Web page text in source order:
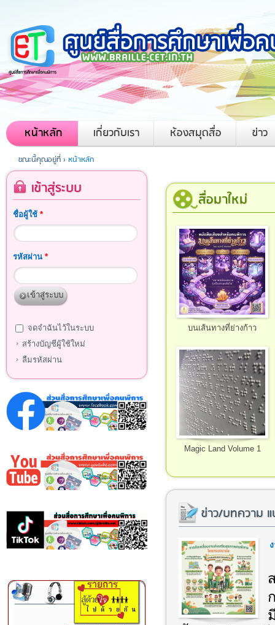
หน้าหลัก เกี่ยวกับเรา ห้องสมุดสื่อ ข่าว
ขณะนี้คุณอยู่ที่ › หน้าหลัก
สื่อมาใหม่
บนเส้นทางที่ย่างก้าว
Magic Land Volume 1
ข่าว/บทความ แ
เข้าสู่ระบบ
ชื่อผู้ใช้ *
รหัสผ่าน *
จดจำฉันไว้ในระบบ
สร้างบัญชีผู้ใช้ใหม่
ลืมรหัสผ่าน